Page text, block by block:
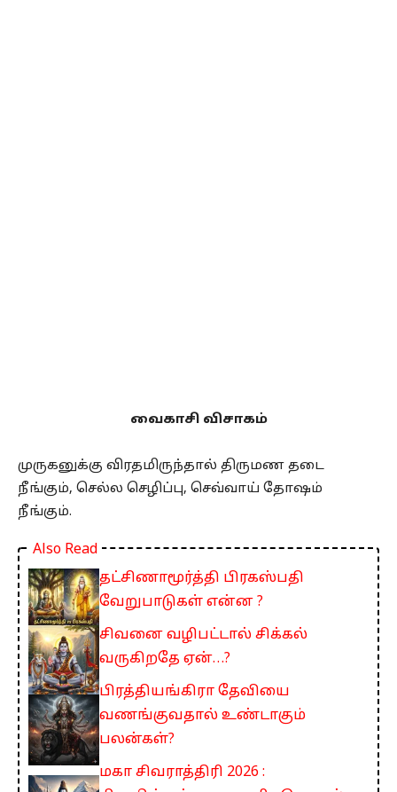
வைகாசி விசாகம்
முருகனுக்கு விரதமிருந்தால் திருமண தடை
நீங்கும், செல்ல செழிப்பு, செவ்வாய் தோஷம்
நீங்கும்.
Also Read
தட்சிணாமூர்த்தி பிரகஸ்பதி
வேறுபாடுகள் என்ன ?
சிவனை வழிபட்டால் சிக்கல்
வருகிறதே ஏன்…?
பிரத்தியங்கிரா தேவியை
வணங்குவதால் உண்டாகும்
பலன்கள்?
மகா சிவராத்திரி 2026 :